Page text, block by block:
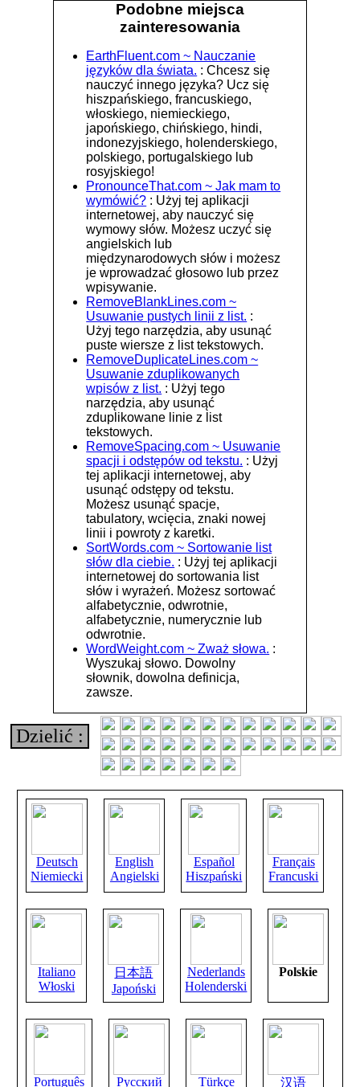
Podobne miejsca
zainteresowania
EarthFluent.com ~ Nauczanie
języków dla świata. : Chcesz się
nauczyć innego języka? Ucz się
hiszpańskiego, francuskiego,
włoskiego, niemieckiego,
japońskiego, chińskiego, hindi,
indonezyjskiego, holenderskiego,
polskiego, portugalskiego lub
rosyjskiego!
PronounceThat.com ~ Jak mam to
wymówić? : Użyj tej aplikacji
internetowej, aby nauczyć się
wymowy słów. Możesz uczyć się
angielskich lub
międzynarodowych słów i możesz
je wprowadzać głosowo lub przez
wpisywanie.
RemoveBlankLines.com ~
Usuwanie pustych linii z list. :
Użyj tego narzędzia, aby usunąć
puste wiersze z list tekstowych.
RemoveDuplicateLines.com ~
Usuwanie zduplikowanych
wpisów z list. : Użyj tego
narzędzia, aby usunąć
zduplikowane linie z list
tekstowych.
RemoveSpacing.com ~ Usuwanie
spacji i odstępów od tekstu. : Użyj
tej aplikacji internetowej, aby
usunąć odstępy od tekstu.
Możesz usunąć spacje,
tabulatory, wcięcia, znaki nowej
linii i powroty z karetki.
SortWords.com ~ Sortowanie list
słów dla ciebie. : Użyj tej aplikacji
internetowej do sortowania list
słów i wyrażeń. Możesz sortować
alfabetycznie, odwrotnie,
alfabetycznie, numerycznie lub
odwrotnie.
WordWeight.com ~ Zważ słowa. :
Wyszukaj słowo. Dowolny
słownik, dowolna definicja,
zawsze.
Dzielić :
Deutsch
Niemiecki
English
Angielski
Español
Hiszpański
Français
Francuski
Italiano
Włoski
日本語
Japoński
Nederlands
Holenderski
Polskie
Português Русский Türkçe 汉语